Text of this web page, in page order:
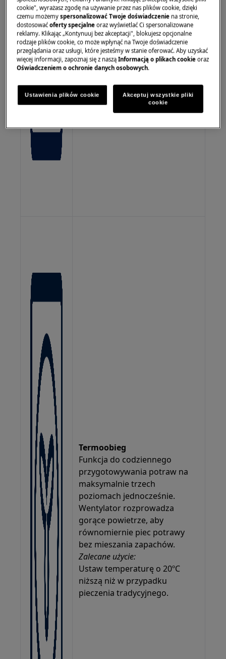
Termoobieg
Funkcja do codziennego
przygotowywania potraw na
maksymalnie trzech
poziomach jednocześnie.
Wentylator rozprowadza
gorące powietrze, aby
równomiernie piec potrawy
bez mieszania zapachów.
Zalecane użycie:
Ustaw temperaturę o 20ºC
niższą niż w przypadku
pieczenia tradycyjnego.
cookie", wyrażasz zgodę na używanie przez nas plików cookie, dzięki
czemu możemyspersonalizować Twoje doświadczenie na stronie,
dostosowaćoferty specjalne oraz wyświetlać Ci spersonalizowane
reklamy. Klikając „Kontynuuj bez akceptacji", blokujesz opcjonalne
rodzaje plików cookie, co może wpłynąć na Twoje doświadczenie
przeglądania oraz usługi, które jesteśmy w stanie oferować. Aby uzyskać
więcej informacji, zapoznaj się z nasząInformacją o plikach cookie oraz
Oświadczeniem o ochronie danych osobowych.
Ustawienia plików cookie
Akceptuj wszystkie pliki
cookie